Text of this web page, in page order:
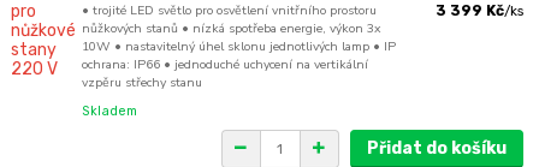
• trojité LED světlo pro osvětlení vnitřního prostoru
nůžkových stanů • nízká spotřeba energie, výkon 3x
10W • nastavitelný úhel sklonu jednotlivých lamp • IP
ochrana: IP66 • jednoduché uchycení na vertikální
vzpěru střechy stanu
3 399 Kč/ks
Skladem
Přidat do košíku